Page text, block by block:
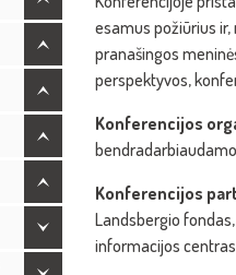
esamus požiūrius
pranašingos
perspektyvos,
Konferencijos
Konferencijos
Landsbergio
informacijos centras